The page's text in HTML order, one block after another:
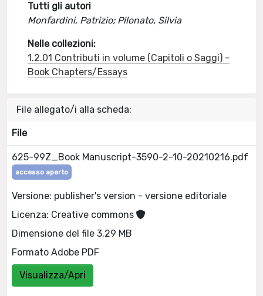
Tutti gli autori
Monfardini, Patrizio; Pilonato, Silvia
Nelle collezioni:
1.2.01 Contributi in volume (Capitoli o Saggi) -
Book Chapters/Essays
File allegato/i alla scheda:
File
625-99Z_Book Manuscript-3590-2-10-20210216.pdf
accesso aperto
Versione: publisher's version - versione editoriale
Licenza: Creative commons
Dimensione del file 3.29 MB
Formato Adobe PDF
Visualizza/Apri